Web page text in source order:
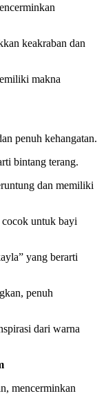
keakraban dan
makna
penuh kehangatan.
bintang terang.
dan memiliki
untuk bayi
yang berarti
penuh
dari warna
mencerminkan